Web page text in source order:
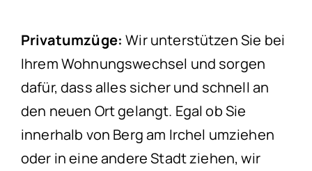
Privatumzüge: Wir unterstützen Sie bei
Ihrem Wohnungswechsel und sorgen
dafür, dass alles sicher und schnell an
den neuen Ort gelangt. Egal ob Sie
innerhalb von Berg am Irchel umziehen
oder in eine andere Stadt ziehen, wir